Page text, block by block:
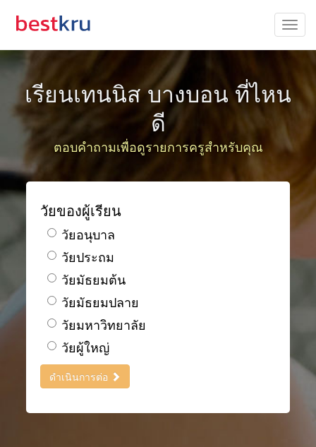
เรียนเทนนิส บางบอน ที่ไหน
ดี
ตอบคำถามเพื่อดูรายการครูสำหรับคุณ
วัยของผู้เรียน
วัยอนุบาล
วัยประถม
วัยมัธยมต้น
วัยมัธยมปลาย
วัยมหาวิทยาลัย
วัยผู้ใหญ่
ดำเนินการต่อ